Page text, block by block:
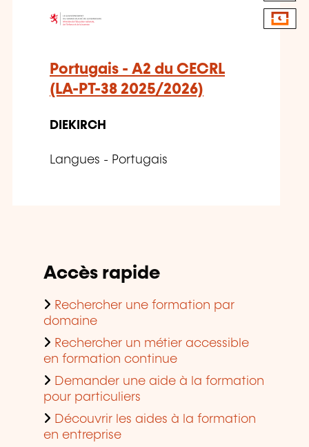
Portugais - A2 du CECRL
(LA-PT-38 2025/2026)
DIEKIRCH
Langues - Portugais
Accès rapide
Rechercher une formation par
domaine
Rechercher un métier accessible
en formation continue
Demander une aide à la formation
pour particuliers
Découvrir les aides à la formation
en entreprise